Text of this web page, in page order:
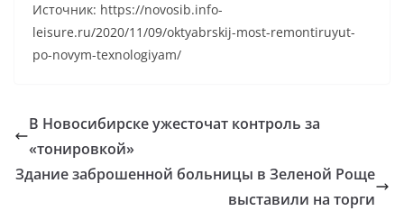
Источник: https://novosib.info-
leisure.ru/2020/11/09/oktyabrskij-most-remontiruyut-
po-novym-texnologiyam/
В Новосибирске ужесточат контроль за
«тонировкой»
Здание заброшенной больницы в Зеленой Роще
выставили на торги